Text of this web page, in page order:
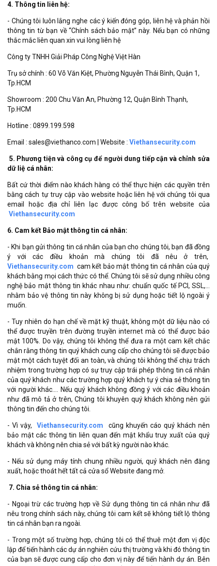
4. Thông tin liên hệ:
- Chúng tôi luôn lắng nghe các ý kiến đóng góp, liên hệ và phản hồi
thông tin từ bạn về “Chính sách bảo mật” này. Nếu bạn có những
thắc mắc liên quan xin vui lòng liên hệ
Công ty TNHH Giải Pháp Công Nghệ Việt Hàn
Trụ sở chính : 60 Võ Văn Kiệt, Phường Nguyễn Thái Bình, Quận 1,
Tp.HCM
Showroom : 200 Chu Văn An, Phường 12, Quận Bình Thạnh,
Tp.HCM
Hotline : 0899.199.598
Email : sales@viethanco.com | Website : Viethansecurity.com
5. Phương tiện và công cụ để người dung tiếp cận và chỉnh sửa
dữ liệ cá nhân:
Bất cứ thời điểm nào khách hàng có thể thực hiện các quyền trên
bằng cách tự truy cập vào website hoặc liên hệ với chúng tôi qua
email hoặc địa chỉ liên lạc được công bố trên website của
Viethansecurity.com
6. Cam kết Bảo mật thông tin cá nhân:
- Khi bạn gửi thông tin cá nhân của bạn cho chúng tôi, bạn đã đồng
ý với các điều khoản mà chúng tôi đã nêu ở trên,
Viethansecurity.com cam kết bảo mật thông tin cá nhân của quý
khách bằng mọi cách thức có thể. Chúng tôi sẽ sử dụng nhiều công
nghệ bảo mật thông tin khác nhau như: chuẩn quốc tế PCI, SSL,…
nhằm bảo vệ thông tin này không bị sử dụng hoặc tiết lộ ngoài ý
muốn.
- Tuy nhiên do hạn chế về mặt kỹ thuật, không một dữ liệu nào có
thể được truyền trên đường truyền internet mà có thể được bảo
mật 100%. Do vậy, chúng tôi không thể đưa ra một cam kết chắc
chắn rằng thông tin quý khách cung cấp cho chúng tôi sẽ được bảo
mật một cách tuyệt đối an toàn, và chúng tôi không thể chịu trách
nhiệm trong trường hợp có sự truy cập trái phép thông tin cá nhân
của quý khách như các trường hợp quý khách tự ý chia sẻ thông tin
với người khác…. Nếu quý khách không đồng ý với các điều khoản
như đã mô tả ở trên, Chúng tôi khuyên quý khách không nên gửi
thông tin đến cho chúng tôi.
- Vì vậy,Viethansecurity.com cũng khuyến cáo quý khách nên
bảo mật các thông tin liên quan đến mật khẩu truy xuất của quý
khách và không nên chia sẻ với bất kỳ người nào khác.
- Nếu sử dụng máy tính chung nhiều người, quý khách nên đăng
xuất, hoặc thoát hết tất cả cửa sổ Website đang mở.
7. Chia sẻ thông tin cá nhân:
- Ngoại trừ các trường hợp về Sử dụng thông tin cá nhân như đã
nêu trong chính sách này, chúng tôi cam kết sẽ không tiết lộ thông
tin cá nhân bạn ra ngoài.
- Trong một số trường hợp, chúng tôi có thể thuê một đơn vị độc
lập để tiến hành các dự án nghiên cứu thị trường và khi đó thông tin
của bạn sẽ được cung cấp cho đơn vị này để tiến hành dự án. Bên